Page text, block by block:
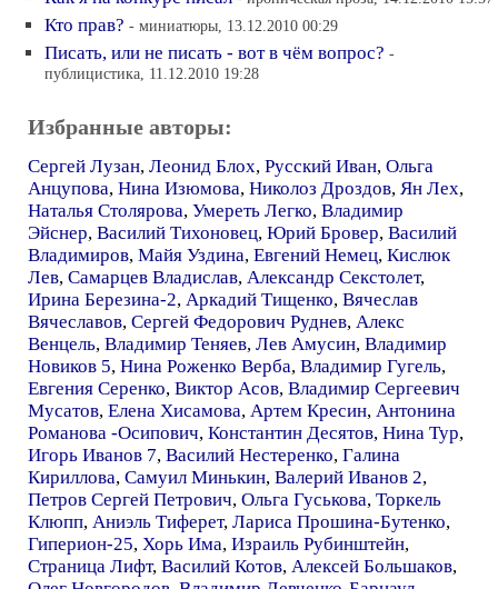
Кто прав? - миниатюры, 13.12.2010 00:29
Писать, или не писать - вот в чём вопрос? -
публицистика, 11.12.2010 19:28
Избранные авторы:
Сергей Лузан, Леонид Блох, Русский Иван, Ольга
Анцупова, Нина Изюмова, Николоз Дроздов, Ян Лех,
Наталья Столярова, Умереть Легко, Владимир
Эйснер, Василий Тихоновец, Юрий Бровер, Василий
Владимиров, Майя Уздина, Евгений Немец, Кислюк
Лев, Самарцев Владислав, Александр Секстолет,
Ирина Березина-2, Аркадий Тищенко, Вячеслав
Вячеславов, Сергей Федорович Руднев, Алекс
Венцель, Владимир Теняев, Лев Амусин, Владимир
Новиков 5, Нина Роженко Верба, Владимир Гугель,
Евгения Серенко, Виктор Асов, Владимир Сергеевич
Мусатов, Елена Хисамова, Артем Кресин, Антонина
Романова -Осипович, Константин Десятов, Нина Тур,
Игорь Иванов 7, Василий Нестеренко, Галина
Кириллова, Самуил Минькин, Валерий Иванов 2,
Петров Сергей Петрович, Ольга Гуськова, Торкель
Клюпп, Аниэль Тиферет, Лариса Прошина-Бутенко,
Гиперион-25, Хорь Има, Израиль Рубинштейн,
Страница Лифт, Василий Котов, Алексей Большаков,